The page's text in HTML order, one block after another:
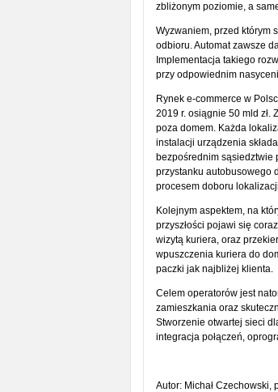
zbliżonym poziomie, a
Wyzwaniem, przed którym
odbioru. Automat zawsze
Implementacja takiego
przy odpowiednim
Rynek e-commerce w
2019 r. osiągnie 50 mld zł.
poza domem. Każda
instalacji urządzenia
bezpośrednim sąsiedztwie
przystanku autobusowego
procesem doboru
Kolejnym aspektem, na
przyszłości pojawi się
wizytą kuriera, oraz
wpuszczenia kuriera do
paczki jak najbliżej klienta.
Celem operatorów jest
zamieszkania oraz
Stworzenie otwartej sieci
integracja połączeń,
Autor: Michał Czechowski,